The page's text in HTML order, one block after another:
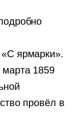
ярмарки».
1859
провёл в